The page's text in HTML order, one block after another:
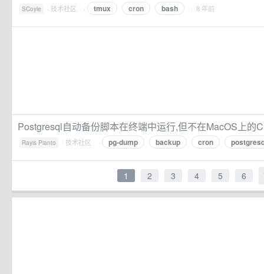
SCoyle · 技术社区 · tmux cron bash · 8 年前
Postgresql自动备份脚本在终端中运行,但不在MacOS上的
Rayis Pianto · 技术社区 · pg-dump backup cron
1 2 3 4 5 6